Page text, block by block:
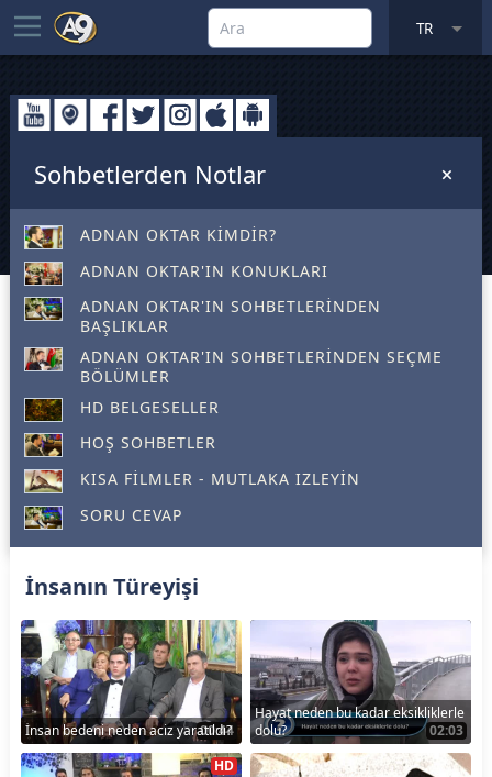
TR
Sohbetlerden Notlar
ADNAN OKTAR KIMDIR?
ADNAN OKTAR'IN KONUKLARI
ADNAN OKTAR'IN SOHBETLERINDEN
BAŞLIKLAR
ADNAN OKTAR'IN SOHBETLERINDEN SEÇME
BÖLÜMLER
HD BELGESELLER
HOŞ SOHBETLER
KISA FILMLER - MUTLAKA IZLEYIN
SORU CEVAP
İnsanın Türeyişi
00:44
İnsan bedeni neden aciz yaratıldı? 02:03
Hayat neden bu kadar eksikliklerle
dolu?
HD